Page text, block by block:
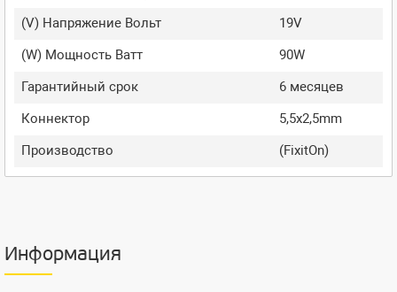
(V) Напряжение Вольт
19V
(W) Мощность Ватт
90W
Гарантийный срок
6 месяцев
Коннектор
5,5x2,5mm
Производство
(FixitOn)
Информация